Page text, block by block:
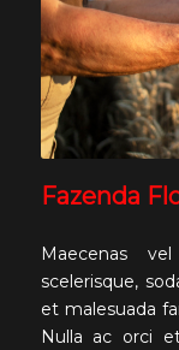
Fazenda
Maecenas
scelerisque,
et malesuada
Nulla ac orci